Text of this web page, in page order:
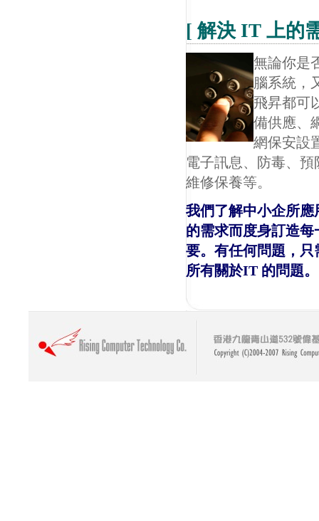
[ 解決 IT 上的
無論你是
腦系統，
飛昇都可
備供應、
網保安設
電子訊息、防毒、
維修保養等。
我們了解中小企所
的需求而度身訂造
要。有任何問題，
所有關於IT 的問題。